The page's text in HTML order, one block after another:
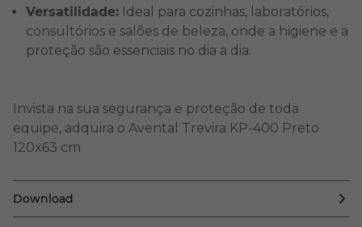
Versatilidade: Ideal para cozinhas, laboratórios,
consultórios e salões de beleza, onde a higiene e a
proteção são essenciais no dia a dia.
Invista na sua segurança e proteção de toda
equipe, adquira o Avental Trevira KP-400 Preto
120x63 cm
Download